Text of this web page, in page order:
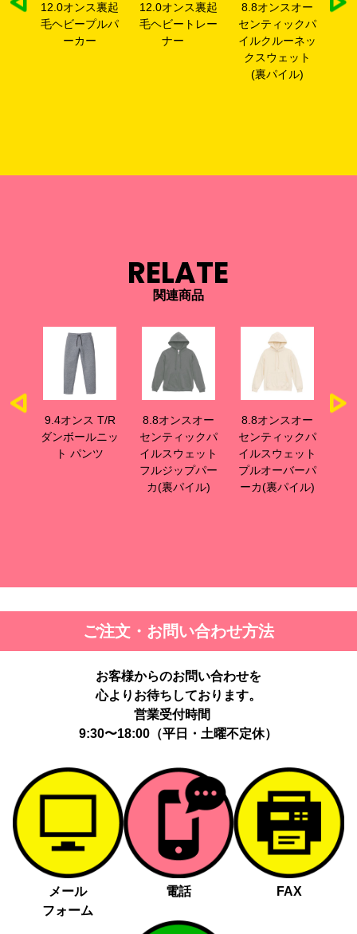
起
12.0オンス裏起
毛ヘビープルパ
ーカー
12.0オンス裏起
毛ヘビートレー
ナー
8.8オンスオー
センティックパ
イルクルーネッ
クスウェット
(裏パイル)
RELATE
関連商品
9.4オンス T/R
ダンボールニッ
ト パンツ
8.8オンスオー
センティックパ
イルスウェット
フルジップパー
カ(裏パイル)
8.8オンスオー
センティックパ
イルスウェット
プルオーバーパ
ーカ(裏パイル)
ご注文・お問い合わせ方法
お客様からのお問い合わせを
心よりお待ちしております。
営業受付時間
9:30〜18:00（平日・土曜不定休）
メール
フォーム
電話 FAX